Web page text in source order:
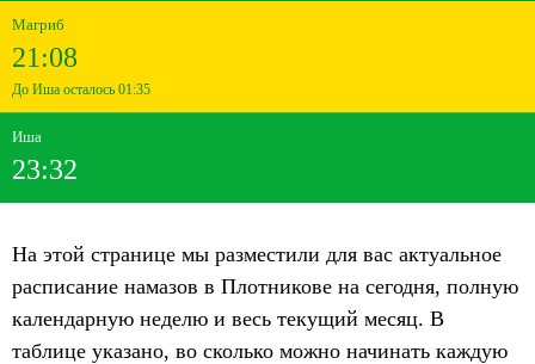
Магриб
21:08
До Иша осталось 01:35
Иша
23:32
На этой странице мы разместили для вас актуальное
расписание намазов в Плотникове на сегодня, полную
календарную неделю и весь текущий месяц. В
таблице указано, во сколько можно начинать каждую